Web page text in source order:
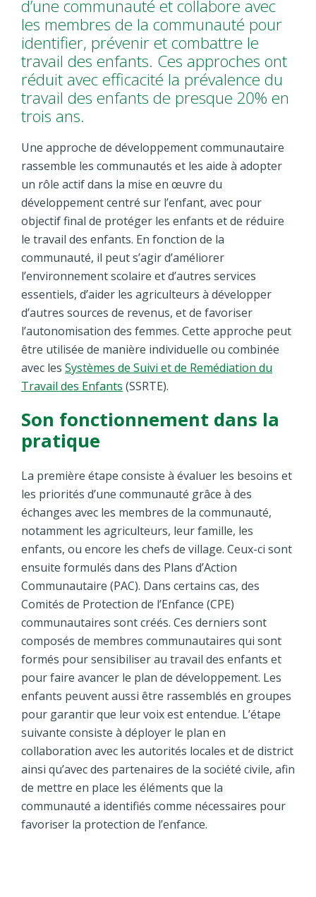
d’une communauté et collabore avec
les membres de la communauté pour
identifier, prévenir et combattre le
travail des enfants. Ces approches ont
réduit avec efficacité la prévalence du
travail des enfants de presque 20% en
trois ans.
Une approche de développement communautaire
rassemble les communautés et les aide à adopter
un rôle actif dans la mise en œuvre du
développement centré sur l’enfant, avec pour
objectif final de protéger les enfants et de réduire
le travail des enfants. En fonction de la
communauté, il peut s’agir d’améliorer
l’environnement scolaire et d’autres services
essentiels, d’aider les agriculteurs à développer
d’autres sources de revenus, et de favoriser
l’autonomisation des femmes. Cette approche peut
être utilisée de manière individuelle ou combinée
avec les Systèmes de Suivi et de Remédiation du
Travail des Enfants (SSRTE).
Son fonctionnement dans la
pratique
La première étape consiste à évaluer les besoins et
les priorités d’une communauté grâce à des
échanges avec les membres de la communauté,
notamment les agriculteurs, leur famille, les
enfants, ou encore les chefs de village. Ceux-ci sont
ensuite formulés dans des Plans d’Action
Communautaire (PAC). Dans certains cas, des
Comités de Protection de l’Enfance (CPE)
communautaires sont créés. Ces derniers sont
composés de membres communautaires qui sont
formés pour sensibiliser au travail des enfants et
pour faire avancer le plan de développement. Les
enfants peuvent aussi être rassemblés en groupes
pour garantir que leur voix est entendue. L’étape
suivante consiste à déployer le plan en
collaboration avec les autorités locales et de district
ainsi qu’avec des partenaires de la société civile, afin
de mettre en place les éléments que la
communauté a identifiés comme nécessaires pour
favoriser la protection de l’enfance.